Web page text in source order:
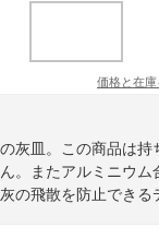
価格と在庫
灰皿。この商品は持
。またアルミニウム
の飛散を防止できる